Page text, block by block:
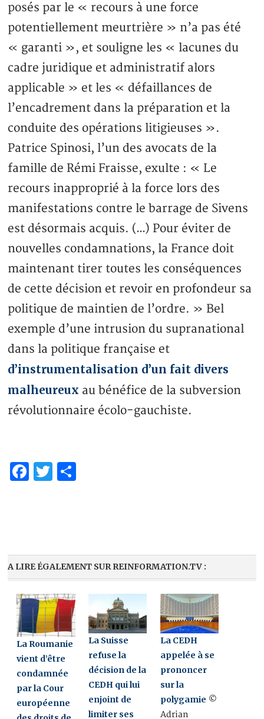
posés par le « recours à une force
potentiellement meurtrière » n’a pas été
« garanti », et souligne les « lacunes du
cadre juridique et administratif alors
applicable » et les « défaillances de
l’encadrement dans la préparation et la
conduite des opérations litigieuses ».
Patrice Spinosi, l’un des avocats de la
famille de Rémi Fraisse, exulte : « Le
recours inapproprié à la force lors des
manifestations contre le barrage de Sivens
est désormais acquis. (…) Pour éviter de
nouvelles condamnations, la France doit
maintenant tirer toutes les conséquences
de cette décision et revoir en profondeur sa
politique de maintien de l’ordre. » Bel
exemple d’une intrusion du supranational
dans la politique française et
d’instrumentalisation d’un fait divers
malheureux au bénéfice de la subversion
révolutionnaire écolo-gauchiste.
Facebook
Twitter
A LIRE ÉGALEMENT SUR REINFORMATION.TV :
La Roumanie
vient d’être
condamnée
par la Cour
européenne
La Suisse
refuse la
décision de la
CEDH qui lui
enjoint de
limiter ses
La CEDH
appelée à se
prononcer
sur la
polygamie ©
Adrian